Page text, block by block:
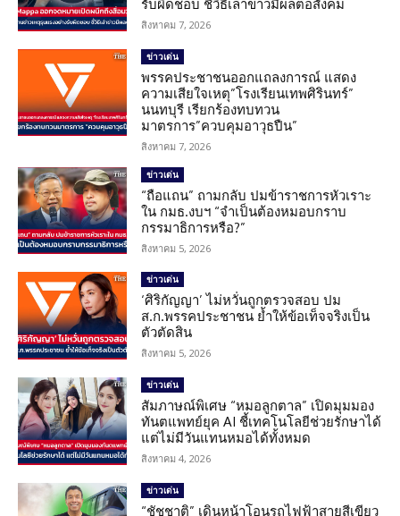
รับผิดชอบ ชี้วิธีเล่าข่าวมีผลต่อสังคม
สิงหาคม 7, 2026
ข่าวเด่น
พรรคประชาชนออกแถลงการณ์ แสดง
ความเสียใจเหตุ”โรงเรียนเทพศิรินทร์”
นนทบุรี เรียกร้องทบทวน
มาตรการ”ควบคุมอาวุธปืน”
สิงหาคม 7, 2026
ข่าวเด่น
“ถือแถน” ถามกลับ ปมข้าราชการหัวเราะ
ใน กมธ.งบฯ “จำเป็นต้องหมอบกราบ
กรรมาธิการหรือ?”
สิงหาคม 5, 2026
ข่าวเด่น
‘ศิริกัญญา’ ไม่หวั่นถูกตรวจสอบ ปม
ส.ก.พรรคประชาชน ย้ำให้ข้อเท็จจริงเป็น
ตัวตัดสิน
สิงหาคม 5, 2026
ข่าวเด่น
สัมภาษณ์พิเศษ “หมอลูกตาล” เปิดมุมมอง
ทันตแพทย์ยุค AI ชี้เทคโนโลยีช่วยรักษาได้
แต่ไม่มีวันแทนหมอได้ทั้งหมด
สิงหาคม 4, 2026
ข่าวเด่น
“ชัชชาติ” เดินหน้าโอนรถไฟฟ้าสายสีเขียว